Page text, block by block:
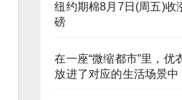
纽约期棉8月7日(周五)收
磅
在一座“微缩都市”里，优
放进了对应的生活场景中